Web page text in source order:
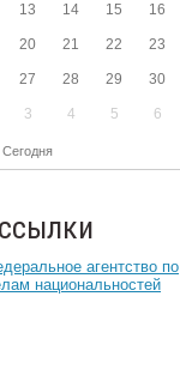
13 14 15 16
20 21 22 23
27 28 29 30
3 4 5 6
Сегодня
агентство по
национальностей